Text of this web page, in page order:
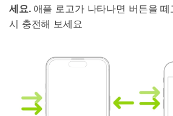
세요. 애플 로고가 나타나면 버튼을
시 충전해 보세요